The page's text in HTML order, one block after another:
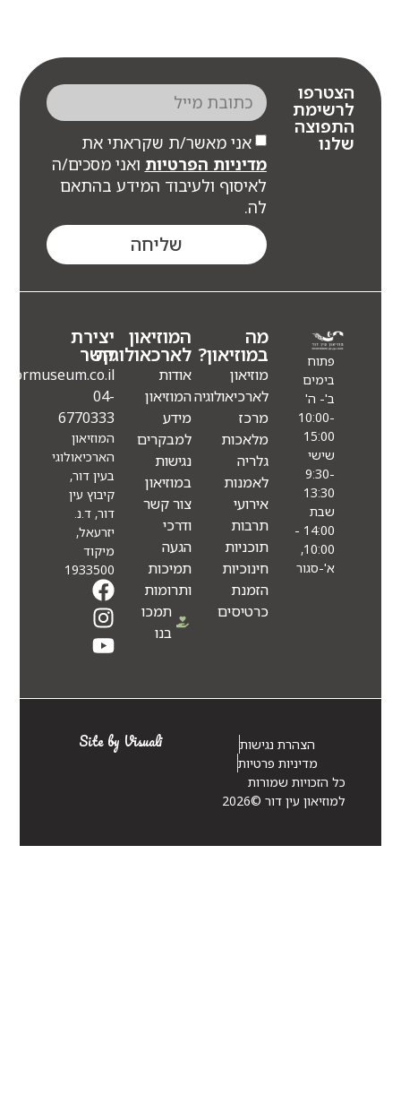
אני מאשר/ת שקראתי את
מדיניות הפרטיותואני מסכים/ה
לאיסוף ולעיבוד המידע בהתאם
מה
במוזיאון?
מוזיאון
לארכיאולוגיה
מרכז
מלאכות
גלריה
לאמנות
אירועי
תרבות
תוכניות
חינוכיות
המוזיאון
לארכאולוגיה
אודות
המוזיאון
מידע
למבקרים
נגישות
במוזיאון
צור קשר
ודרכי
הגעה
תמיכות
ותרומות
תמכו
יצירת
קשר
Info@eindormuseum.co.il
04-
6770333
המוזיאון
הארכיאולוגי
בעין דור,
קיבוץ עין
דור, ד.נ.
יזרעאל,
מיקוד
1933500
הצהרת נגישות
מדיניות פרטיות
כל הזכויות שמורות
למוזיאון עין דור ©2026
Site by Visuali